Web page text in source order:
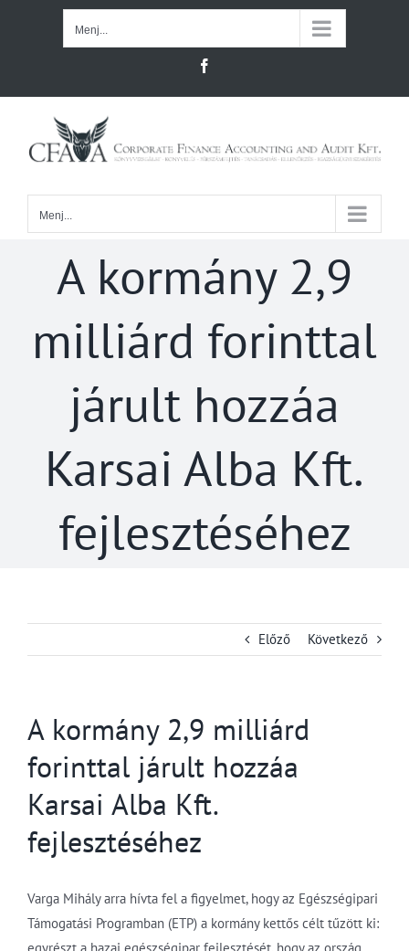
Menj...
Menj...
A kormány 2,9
milliárd forinttal
járult hozzáa
Karsai Alba Kft.
fejlesztéséhez
Előző Következő
A kormány 2,9 milliárd
forinttal járult hozzáa
Karsai Alba Kft.
fejlesztéséhez
Varga Mihály arra hívta fel a figyelmet, hogy az Egészségipari
Támogatási Programban (ETP) a kormány kettős célt tűzött ki: